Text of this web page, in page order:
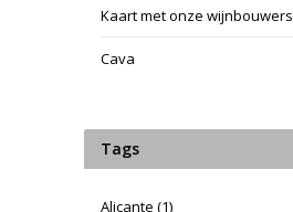
Kaart met onze wijnbouwers
Cava
Tags
Alicante (1)